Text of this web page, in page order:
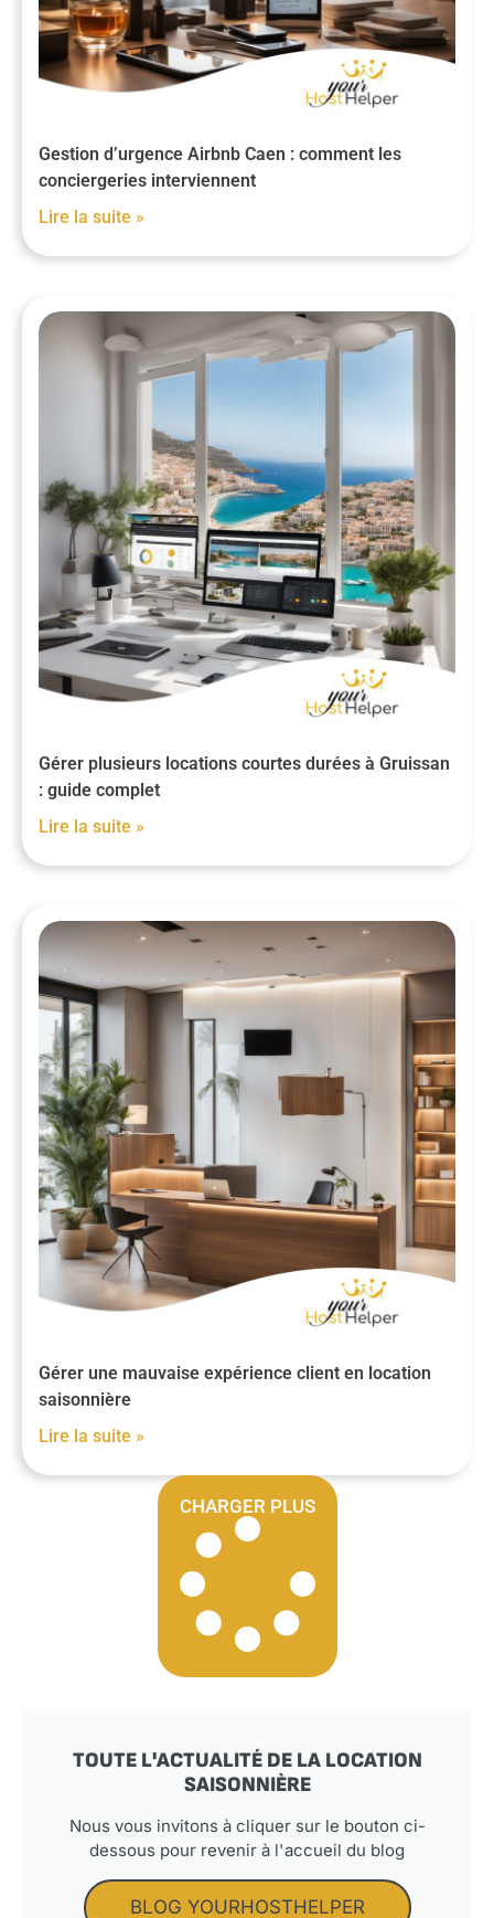
Gestion d’urgence Airbnb Caen : comment les
conciergeries interviennent
Lire la suite »
Gérer plusieurs locations courtes durées à Gruissan
: guide complet
Lire la suite »
Gérer une mauvaise expérience client en location
saisonnière
Lire la suite »
CHARGER PLUS
TOUTE L'ACTUALITÉ DE LA LOCATION
SAISONNIÈRE
Nous vous invitons à cliquer sur le bouton ci-
dessous pour revenir à l'accueil du blog
BLOG YOURHOSTHELPER